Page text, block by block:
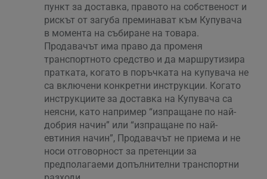
пункт за доставка, правото на собственост и
рискът от загуба преминават към Купувача
в момента на събиране на товара.
Продавачът има право да променя
транспортното средство и да маршрутизира
пратката, когато в поръчката на купувача не
са включени конкретни инструкции. Когато
инструкциите за доставка на Купувача са
неясни, като например “изпращане по най-
добрия начин” или “изпращане по най-
евтиния начин”, Продавачът не приема и не
носи отговорност за претенции за
предполагаеми допълнителни транспортни